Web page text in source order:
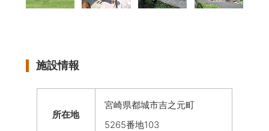
施設情報
所在地
宮崎県都城市吉之元町
5265番地103